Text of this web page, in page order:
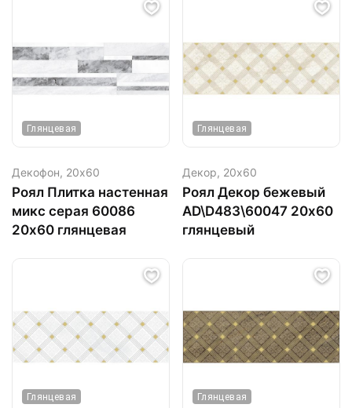
Глянцевая
Декофон, 20х60
Роял Плитка настенная
микс серая 60086
20х60 глянцевая
Глянцевая
Декор, 20х60
Роял Декор бежевый
AD\D483\60047 20х60
глянцевый
Глянцевая Глянцевая